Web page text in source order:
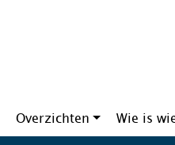
Overzichten Wie is